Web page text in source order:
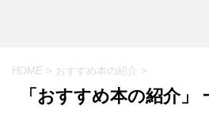
HOME > おすすめ本の紹介 >
「おすすめ本の紹介」